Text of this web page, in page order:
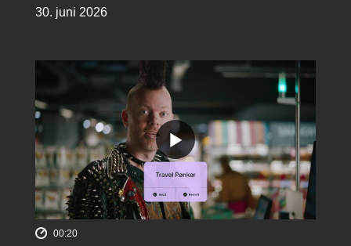
30. juni 2026
00:20